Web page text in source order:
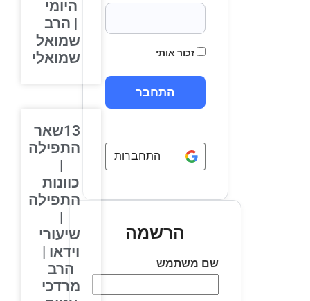
זכור אותי
התחברות באמצעותGoogle
הרשמה
שם משתמש
היומי
| הרב
שמואל
שמואלי
13שאר
התפילה
כוונות
התפילה
שיעורי
וידאו |
הרב
מרדכי